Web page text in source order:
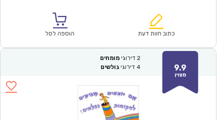
₪57.00.
הוא:
כתוב חוות דעת הוספה לסל
9.9
מצוין
2 דירוגי מומחים
4 דירוגי גולשים